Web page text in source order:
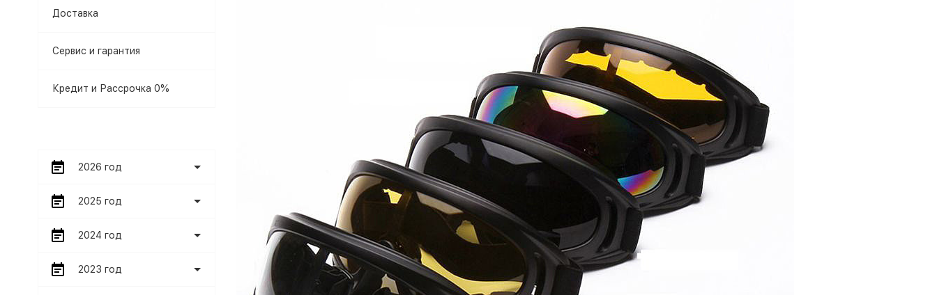
Доставка
Сервис и гарантия
Кредит и Рассрочка 0%
2026 год
2025 год
2024 год
2023 год